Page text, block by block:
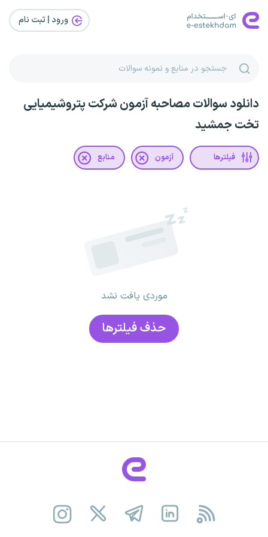
ورود | ثبت‌ نام
دانلود سوالات مصاحبه آزمون شرکت پتروشیمیایی
تخت جمشید
فیلترها آزمون منابع
موردی یافت نشد
حذف فیلتر‌ها